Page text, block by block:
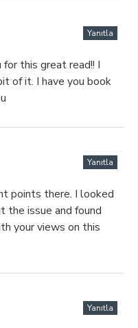
Yanıtla
this great read!! I
of it. I have you book
Yanıtla
points there. I looked
the issue and found
your views on this
Yanıtla